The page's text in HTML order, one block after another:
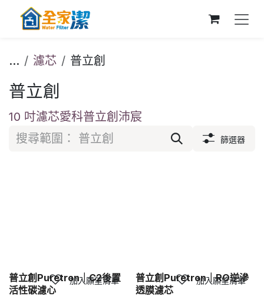
跳至內容
... 濾芯 普立創
普立創
10 吋濾芯愛科普立創 沛宸
篩選器
普立創Puretron｜C2後置
活性碳濾心
加入願望清單
普立創Puretron｜RO逆滲
透膜濾芯
加入願望清單